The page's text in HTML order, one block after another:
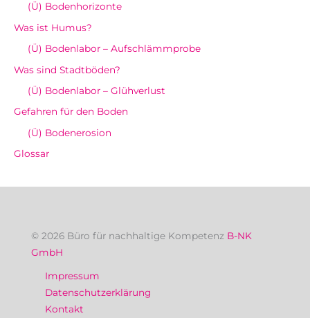
(Ü) Bodenhorizonte
Was ist Humus?
(Ü) Bodenlabor – Aufschlämmprobe
Was sind Stadtböden?
(Ü) Bodenlabor – Glühverlust
Gefahren für den Boden
(Ü) Bodenerosion
Glossar
© 2026 Büro für nachhaltige Kompetenz B-NK
GmbH
Impressum
Datenschutzerklärung
Kontakt